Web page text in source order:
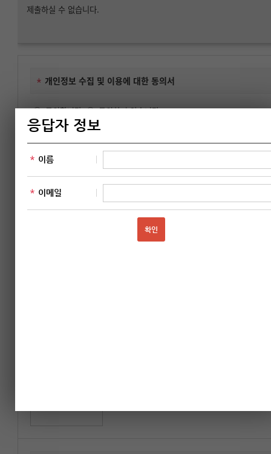
제출하실 수 없습니다.
개인정보 수집 및 이용에 대한 동의서
동의합니다 동의하지 않습니다
추천자 성명